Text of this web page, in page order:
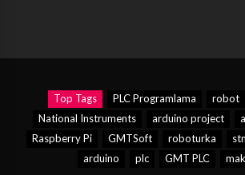
Top Tags PLC Programlama robot
National Instruments
arduino project
Raspberry Pi
GMTSoft roboturka
arduino
plc GMT PLC